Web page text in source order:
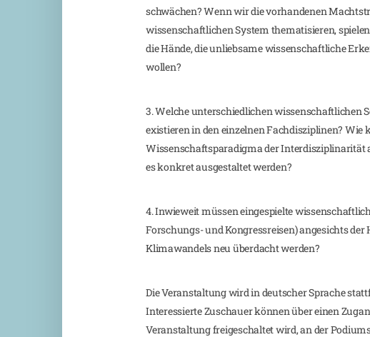
schwächen? Wenn wir die vorhandenen
wissenschaftlichen System thematisieren,
die Hände, die unliebsame wissenschaftliche
wollen?
3. Welche unterschiedlichen wissenschaftlichen
existieren in den einzelnen Fachdisziplinen? Wie
Wissenschaftsparadigma der Interdisziplinarität
es konkret ausgestaltet werden?
4. Inwieweit müssen eingespielte
Forschungs- und Kongressreisen) angesichts der
Klimawandels neu überdacht werden?
Die Veranstaltung wird in deutscher Sprache
Interessierte Zuschauer können über einen
Veranstaltung freigeschaltet wird, an der